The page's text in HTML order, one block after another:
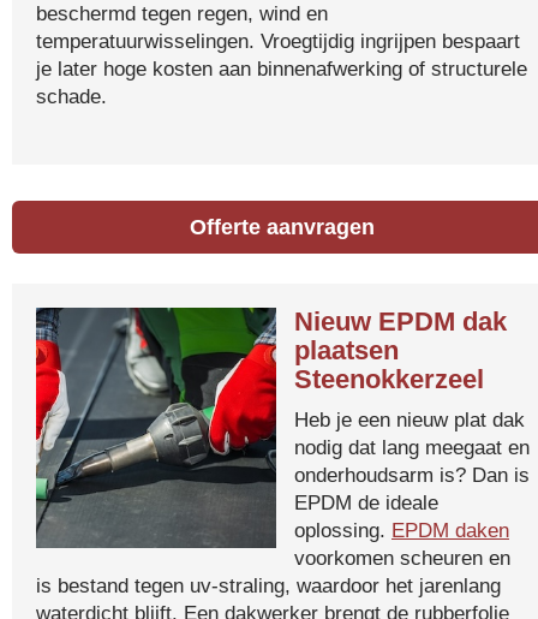
beschermd tegen regen, wind en
temperatuurwisselingen. Vroegtijdig ingrijpen bespaart
je later hoge kosten aan binnenafwerking of structurele
schade.
Offerte aanvragen
Nieuw EPDM dak
plaatsen
Steenokkerzeel
Heb je een nieuw plat dak
nodig dat lang meegaat en
onderhoudsarm is? Dan is
EPDM de ideale
oplossing. EPDM daken
voorkomen scheuren en
is bestand tegen uv-straling, waardoor het jarenlang
waterdicht blijft. Een dakwerker brengt de rubberfolie